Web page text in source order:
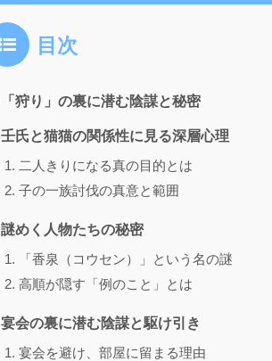
目次
「狩り」の裏に潜む陰謀と秘密
壬氏と猫猫の関係性に見る深層心理
二人きりになる真の目的とは
子の一族討伐の真意と範囲
謎めく人物たちの秘密
「香泉（コウセン）」という名の謎
高順が隠す「例のこと」とは
宴会の裏に潜む陰謀と駆け引き
宴会を避け、部屋に留まる理由